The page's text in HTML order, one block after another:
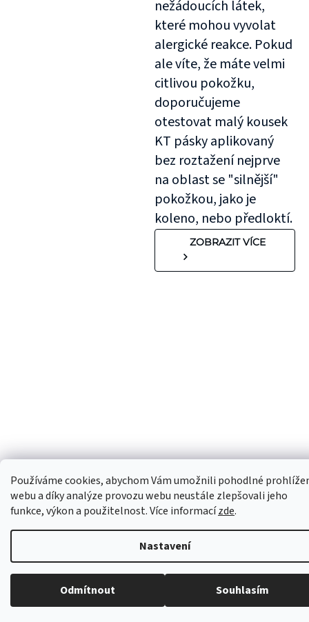
Používáme cookies, abychom Vám umožnili pohodlné
webu a díky analýze provozu webu neustále zlepšovali jeho
funkce, výkon a použitelnost. Více informacízde.
Nastavení
Odmítnout Souhlasím
nežádoucích látek,
které mohou vyvolat
alergické reakce. Pokud
ale víte, že máte velmi
citlivou pokožku,
doporučujeme
otestovat malý kousek
KT pásky aplikovaný
bez roztažení nejprve
na oblast se "silnější"
pokožkou, jako je
koleno, nebo předloktí.
ZOBRAZIT VÍCE